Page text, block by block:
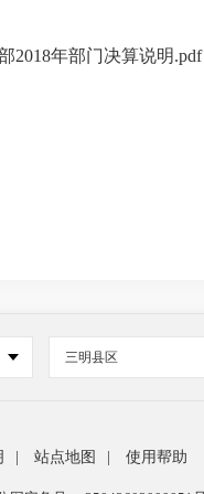
2018年部门决算说明.pdf
三明县区
站点地图 使用帮助